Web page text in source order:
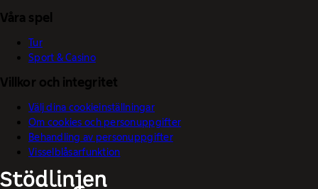
Våra spel
Tur
Sport & Casino
Villkor och integritet
Välj dina cookieinställningar
Om cookies och personuppgifter
Behandling av personuppgifter
Visselblåsarfunktion